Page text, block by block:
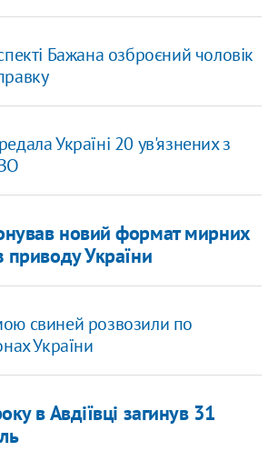
Бажана озброєний чоловік
Україні 20 ув'язнених з
новий формат мирних
приводу України
свиней розвозили по
України
в Авдіївці загинув 31